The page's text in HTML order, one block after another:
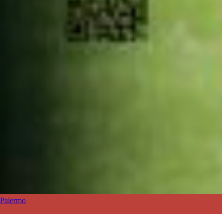
Palermo